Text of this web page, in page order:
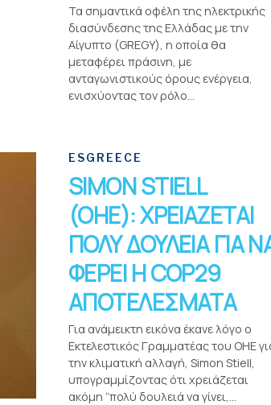
Τα σημαντικά οφέλη της ηλεκτρικής
διασύνδεσης της Ελλάδας με την
Αίγυπτο (GREGY), η οποία θα
μεταφέρει πράσινη, με
ανταγωνιστικούς όρους ενέργεια,
ενισχύοντας τον ρόλο...
ESGREECE
SIMON STIELL
(ΟΗΕ): ΧΡΕΙΑΖΕΤΑΙ
ΠΟΛΥ ΔΟΥΛΕΙΑ ΓΙΑ
ΦΕΡΕΙ Η COP29
ΑΠΟΤΕΛΕΣΜΑΤΑ
Για ανάμεικτη εικόνα έκανε λόγο ο
Εκτελεστικός Γραμματέας του ΟΗΕ
την κλιματική αλλαγή, Simon Stiell,
υπογραμμίζοντας ότι χρειάζεται
ακόμη “πολύ δουλειά να γίνει,...